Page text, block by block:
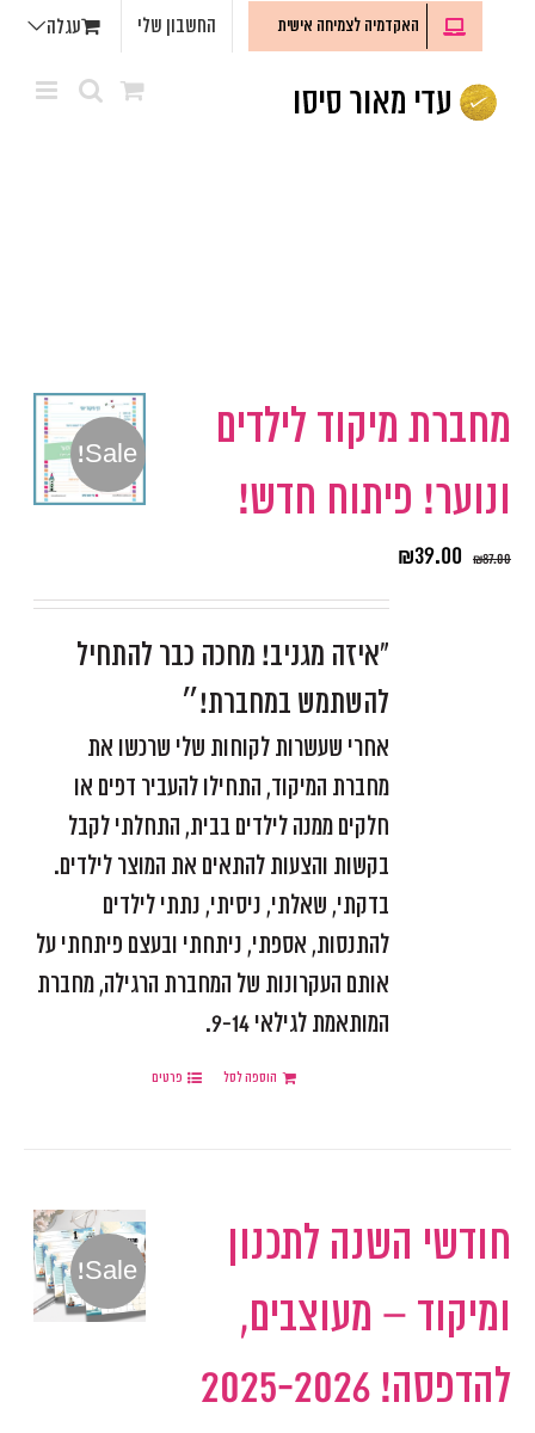
האקדמיה לצמיחה אישית החשבון שלי עגלה
Sale!
מחברת מיקוד לילדים
ונוער! פיתוח חדש!
₪87.00
₪39.00
"איזה מגניב! מחכה כבר להתחיל
להשתמש במחברת!״
אחרי שעשרות לקוחות שלי שרכשו את
מחברת המיקוד, התחילו להעביר דפים או
חלקים ממנה לילדים בבית, התחלתי לקבל
בקשות והצעות להתאים את המוצר לילדים.
בדקתי, שאלתי, ניסיתי, נתתי לילדים
להתנסות, אספתי, ניתחתי ובעצם פיתחתי על
אותם העקרונות של המחברת הרגילה, מחברת
המותאמת לגילאי 9-14.
הוספה לסל פרטים
Sale!
חודשי השנה לתכנון
ומיקוד – מעוצבים,
להדפסה! 2025-2026